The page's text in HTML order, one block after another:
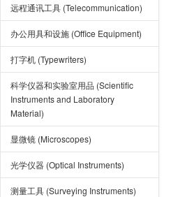
远程通讯工具 (Telecommunication)
办公用具和设施 (Office Equipment)
打字机 (Typewriters)
科学仪器和实验室用品 (Scientific
Instruments and Laboratory
Material)
显微镜 (Microscopes)
光学仪器 (Optical Instruments)
测量工具 (Surveying Instruments)